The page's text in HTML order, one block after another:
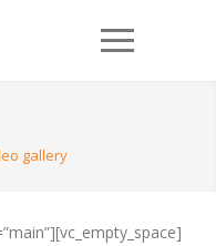
gallery